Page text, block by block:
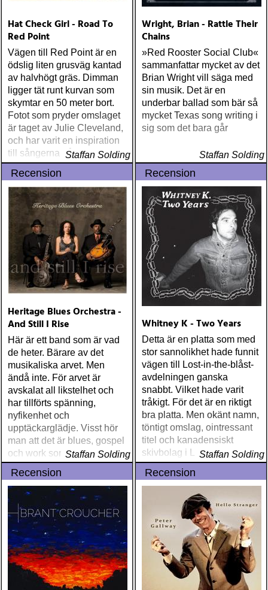
Hat Check Girl - Road To
Red Point
Vägen till Red Point är en
ödslig liten grusväg kantad
av halvhögt gräs. Dimman
ligger tät runt kurvan som
skymtar en 50 meter bort.
Fotot som pryder omslaget
är taget av Julie Cleveland,
och har varit en inspiration
till sångerna på detta album
Staffan Solding
Wright, Brian - Rattle Their
Chains
»Red Rooster Social Club«
sammanfattar mycket av det
Brian Wright vill säga med
sin musik. Det är en
underbar ballad som bär så
mycket Texas song writing i
sig som det bara går
Staffan Solding
Recension
Heritage Blues Orchestra -
And Still I Rise
Här är ett band som är vad
de heter. Bärare av det
musikaliska arvet. Men
ändå inte. För arvet är
avskalat all likstelhet och
har tillförts spänning,
nyfikenhet och
upptäckarglädje. Visst hör
man att det är blues, gospel
och work songs om man
har hört sådant tidigare
Staffan Solding
Recension
Whitney K - Two Years
Detta är en platta som med
stor sannolikhet hade funnit
vägen till Lost-in-the-blåst-
avdelningen ganska
snabbt. Vilket hade varit
tråkigt. För det är en riktigt
bra platta. Men okänt namn,
töntigt omslag, ointressant
titel och kanadensiskt
skivbolag i London ingen
hört talas om
Staffan Solding
Recension Recension